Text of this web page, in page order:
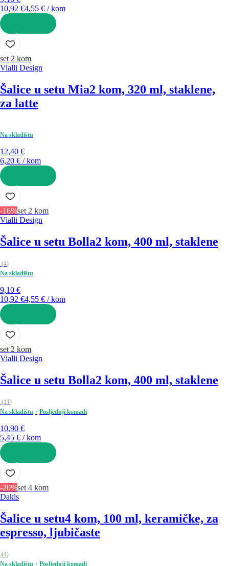
10,92 €4,55 € / kom
U KOŠARICU
set 2 kom
Vialli Design
Šalice u setu Mia2 kom, 320 ml, staklene,
za latte
Na skladištu
12,40 €
6,20 € / kom
U KOŠARICU
-16%set 2 kom
Vialli Design
Šalice u setu Bolla2 kom, 400 ml, staklene
(4)
Na skladištu
9,10 €
10,92 €4,55 € / kom
U KOŠARICU
set 2 kom
Vialli Design
Šalice u setu Bolla2 kom, 400 ml, staklene
(11)
Na skladištu
Posljednji komadi
10,90 €
5,45 € / kom
U KOŠARICU
-20%set 4 kom
Dakls
Šalice u setu4 kom, 100 ml, keramičke, za
espresso, ljubičaste
(4)
Na skladištu
Posljednji komadi